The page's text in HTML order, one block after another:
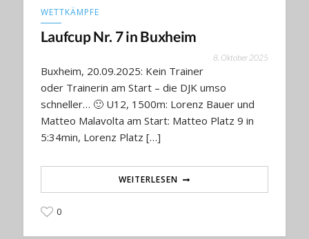
WETTKÄMPFE
Laufcup Nr. 7 in Buxheim
8. Oktober 2025
Buxheim, 20.09.2025: Kein Trainer
oder Trainerin am Start – die DJK umso
schneller… 🙂 U12, 1500m: Lorenz Bauer und
Matteo Malavolta am Start: Matteo Platz 9 in
5:34min, Lorenz Platz […]
WEITERLESEN
0